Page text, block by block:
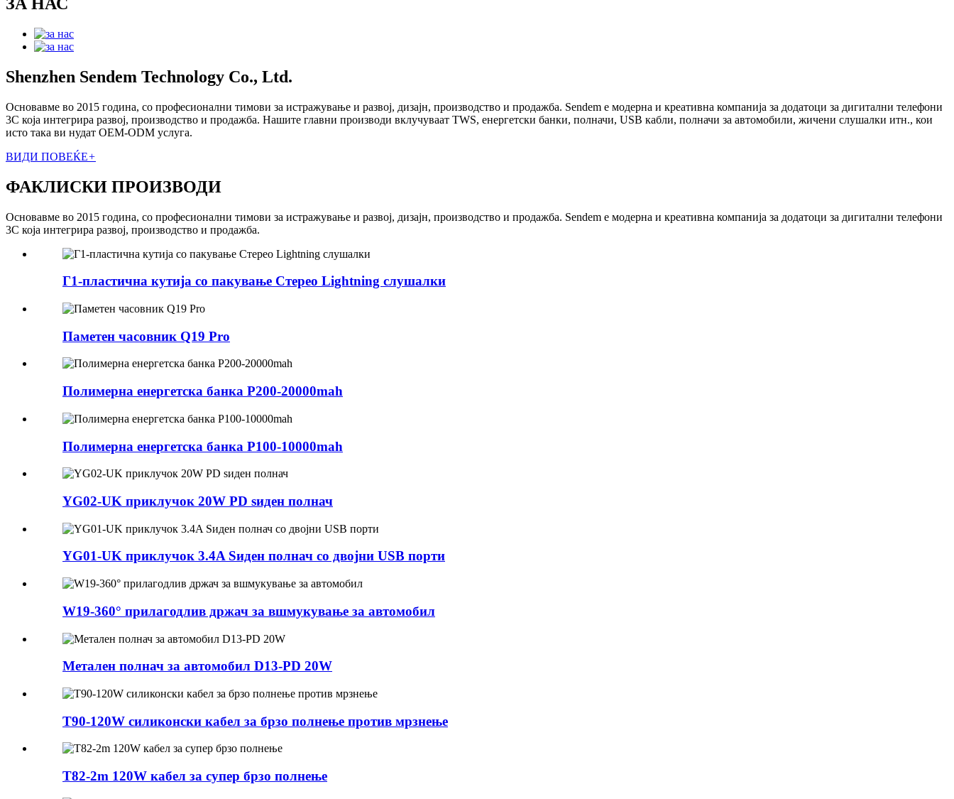
Shenzhen Sendem Technology Co., Ltd.
Основавме во 2015 година, со професионални тимови за истражување и развој, дизајн, производство и продажба. Sendem е модерна и креативна компанија за додатоци за дигитални телефони
3C која интегрира развој, производство и продажба. Нашите главни производи вклучуваат TWS, енергетски банки, полначи, USB кабли, полначи за автомобили, жичени слушалки итн., кои
исто така ви нудат OEM-ODM услуга.
ВИДИ ПОВЕЌЕ+
ФАКЛИСКИ ПРОИЗВОДИ
Основавме во 2015 година, со професионални тимови за истражување и развој, дизајн, производство и продажба. Sendem е модерна и креативна компанија за додатоци за дигитални телефони
3C која интегрира развој, производство и продажба.
Г1-пластична кутија со пакување Стерео Lightning слушалки
Паметен часовник Q19 Pro
Полимерна енергетска банка P200-20000mah
Полимерна енергетска банка P100-10000mah
YG02-UK приклучок 20W PD ѕиден полнач
YG01-UK приклучок 3.4A Ѕиден полнач со двојни USB порти
W19-360° прилагодлив држач за вшмукување за автомобил
Метален полнач за автомобил D13-PD 20W
T90-120W силиконски кабел за брзо полнење против мрзнење
T82-2m 120W кабел за супер брзо полнење